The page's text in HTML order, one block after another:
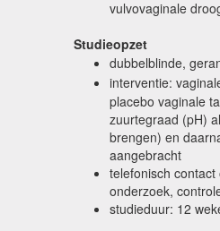
vulvovaginale
Studieopzet
dubbelblinde,
interventie:
placebo vaginale
zuurtegraad (pH)
brengen) en
aangebracht
telefonisch
onderzoek,
studieduur: 12